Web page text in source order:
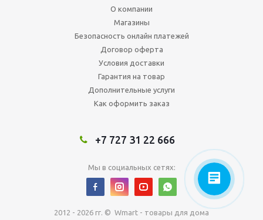
О компании
Магазины
Безопасность онлайн платежей
Договор оферта
Условия доставки
Гарантия на товар
Дополнительные услуги
Как оформить заказ
+7 727 31 22 666
Мы в социальных сетях:
2012 - 2026 гг. © Wmart - товары для дома